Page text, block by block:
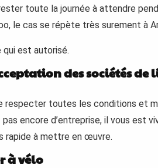
toute la journée à attendre
le cas se répète très surement à
qui est autorisé.
des sociétés de
respecter toutes les conditions et
encore d’entreprise, il vous est
rapide à mettre en œuvre.
à vélo